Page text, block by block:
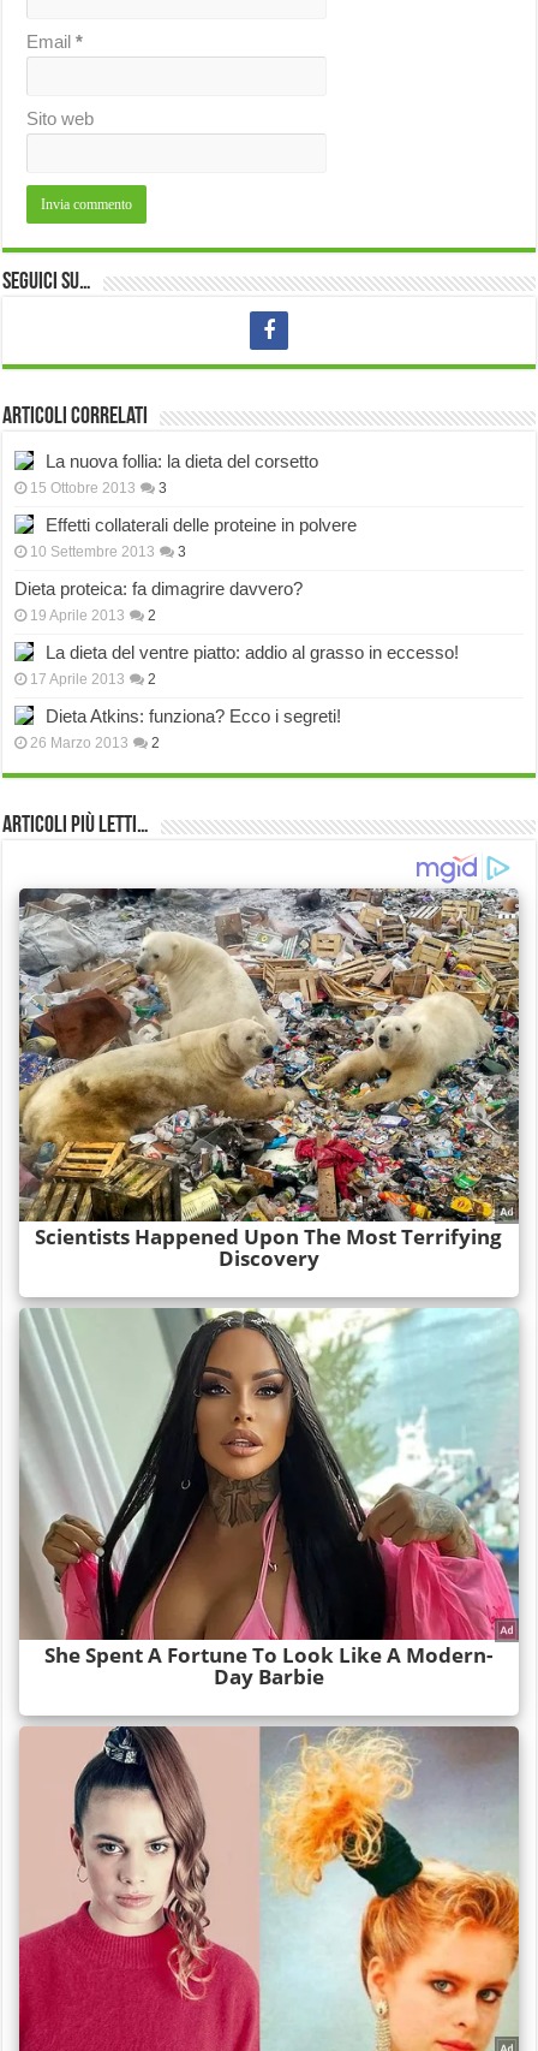
Email*
Sito web
Seguici su…
Articoli correlati
La nuova follia: la dieta del corsetto
15 Ottobre 2013 3
Effetti collaterali delle proteine in polvere
10 Settembre 2013 3
Dieta proteica: fa dimagrire davvero?
19 Aprile 2013 2
La dieta del ventre piatto: addio al grasso in eccesso!
17 Aprile 2013 2
Dieta Atkins: funziona? Ecco i segreti!
26 Marzo 2013 2
Articoli più Letti…